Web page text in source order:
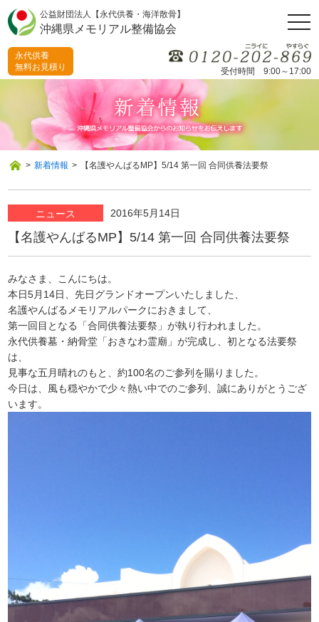
公益財団法人【永代供養・海洋散骨】
沖縄県メモリアル整備協会
受付時間 9:00～17:00
永代供養
無料お見積り
> 新着情報 > 【名護やんばるMP】5/14 第一回 合同供養法要祭
ニュース 2016年5月14日
【名護やんばるMP】5/14 第一回 合同供養法要祭
みなさま、こんにちは。
本日5月14日、先日グランドオープンいたしました、
名護やんばるメモリアルパークにおきまして、
第一回目となる「合同供養法要祭」が執り行われました。
永代供養墓・納骨堂「おきなわ霊廟」が完成し、初となる法要祭
は、
見事な五月晴れのもと、約100名のご参列を賜りました。
今日は、風も穏やかで少々熱い中でのご参列、誠にありがとうござ
います。